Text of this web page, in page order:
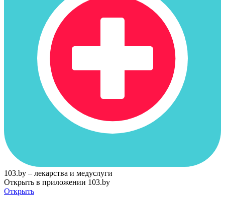
103.by – лекарства и медуслуги
Открыть в приложении 103.by
Открыть